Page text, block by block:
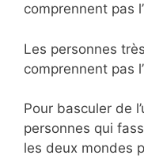
comprennent pas l’
Les personnes très
comprennent pas
Pour basculer de
personnes qui
les deux mondes